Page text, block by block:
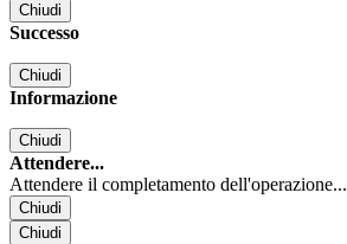
Chiudi
Successo
Chiudi
Informazione
Chiudi
Attendere...
Attendere il completamento dell'operazione...
Chiudi
Chiudi